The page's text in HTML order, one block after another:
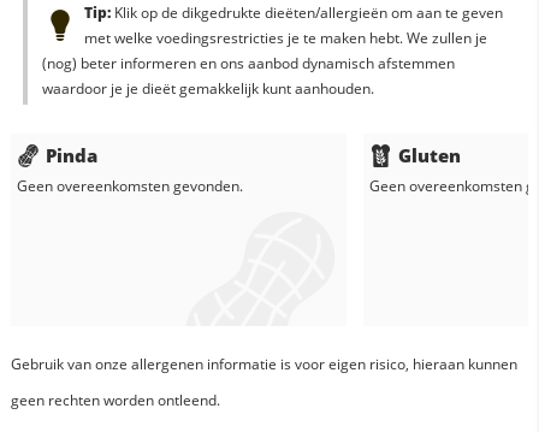
Tip:Klik op de dikgedrukte dieëten/allergieën om aan te geven
met welke voedingsrestricties je te maken hebt. We zullen je
(nog) beter informeren en ons aanbod dynamisch afstemmen
waardoor je je dieët gemakkelijk kunt aanhouden.
Pinda
Geen overeenkomsten gevonden.
Gluten
Geen overeenkomsten
Gebruik van onze allergenen informatie is voor eigen risico, hieraan kunnen
geen rechten worden ontleend.